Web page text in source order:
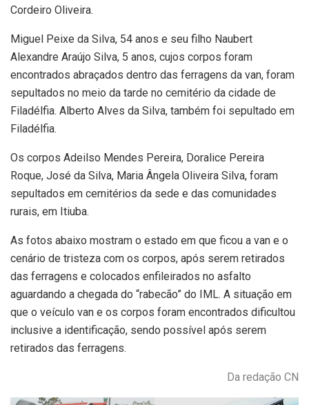
Cordeiro Oliveira.
Miguel Peixe da Silva, 54 anos e seu filho Naubert
Alexandre Araújo Silva, 5 anos, cujos corpos foram
encontrados abraçados dentro das ferragens da van, foram
sepultados no meio da tarde no cemitério da cidade de
Filadélfia. Alberto Alves da Silva, também foi sepultado em
Filadélfia.
Os corpos Adeilso Mendes Pereira, Doralice Pereira
Roque, José da Silva, Maria Ângela Oliveira Silva, foram
sepultados em cemitérios da sede e das comunidades
rurais, em Itiuba.
As fotos abaixo mostram o estado em que ficou a van e o
cenário de tristeza com os corpos, após serem retirados
das ferragens e colocados enfileirados no asfalto
aguardando a chegada do “rabecão” do IML. A situação em
que o veículo van e os corpos foram encontrados dificultou
inclusive a identificação, sendo possível após serem
retirados das ferragens.
Da redação CN